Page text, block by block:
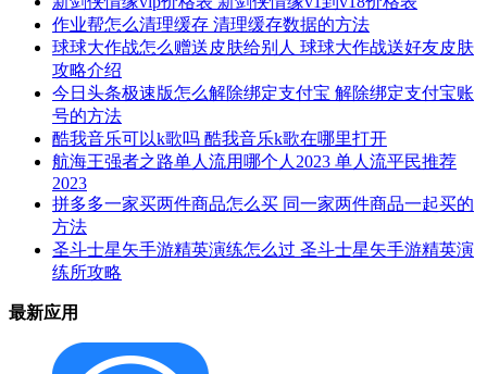
作业帮怎么清理缓存 清理缓存数据的方法
球球大作战怎么赠送皮肤给别人 球球大作战送好友皮肤
攻略介绍
今日头条极速版怎么解除绑定支付宝 解除绑定支付宝账
号的方法
酷我音乐可以k歌吗 酷我音乐k歌在哪里打开
航海王强者之路单人流用哪个人2023 单人流平民推荐
2023
拼多多一家买两件商品怎么买 同一家两件商品一起买的
方法
圣斗士星矢手游精英演练怎么过 圣斗士星矢手游精英演
练所攻略
最新应用